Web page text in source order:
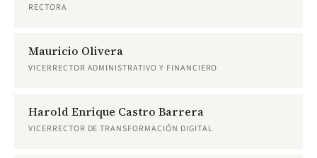
RECTORA
Mauricio Olivera
VICERRECTOR ADMINISTRATIVO Y FINANCIERO
Harold Enrique Castro Barrera
VICERRECTOR DE TRANSFORMACIÓN DIGITAL